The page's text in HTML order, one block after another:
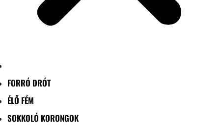
FORRÓ DRÓT
ÉLŐ FÉM
SOKKOLÓ KORONGOK